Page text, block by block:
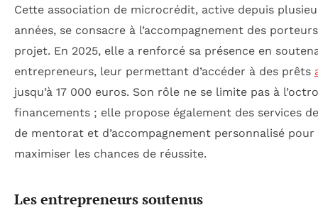
Cette association de microcrédit, active depuis
années, se consacre à l’accompagnement des
projet. En 2025, elle a renforcé sa présence en
entrepreneurs, leur permettant d’accéder à des prêts
jusqu’à 17 000 euros. Son rôle ne se limite pas à
financements ; elle propose également des services
de mentorat et d’accompagnement personnalisé pour
maximiser les chances de réussite.
Les entrepreneurs soutenus